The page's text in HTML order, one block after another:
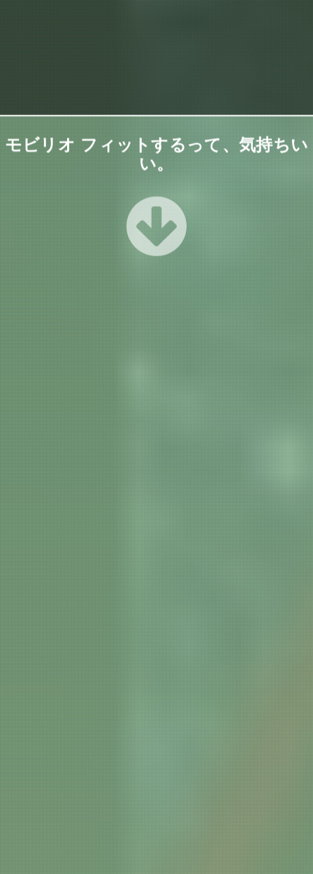
モビリオ フィットするって、気持ちい
い。